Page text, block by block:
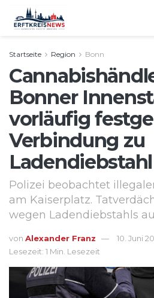
Startseite Region Bonn
Bonner
vorläufig
Verbindung zu
Polizei beobachtet
am Kaiserplatz.
wegen Ladendiebstahls
von Alexander Franz
10. Juni
Lesezeit: 1 Min. Lesezeit